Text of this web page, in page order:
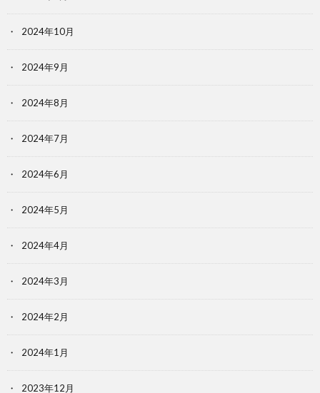
2024年10月
2024年9月
2024年8月
2024年7月
2024年6月
2024年5月
2024年4月
2024年3月
2024年2月
2024年1月
2023年12月